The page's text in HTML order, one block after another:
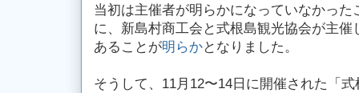
当初は主催者が明らかになっていなかっ
に、新島村商工会と式根島観光協会が主
あることが明らかとなりました。
そうして、11月12〜14日に開催された「